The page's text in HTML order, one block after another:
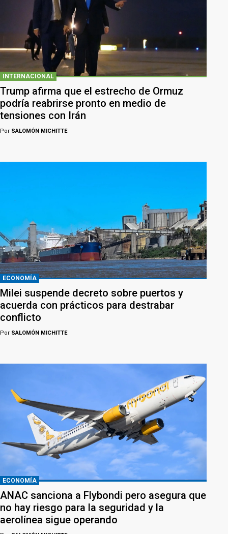
INTERNACIONAL
Trump afirma que el estrecho de Ormuz
podría reabrirse pronto en medio de
tensiones con Irán
Por SALOMÓN MICHITTE
ECONOMÍA
Milei suspende decreto sobre puertos y
acuerda con prácticos para destrabar
conflicto
Por SALOMÓN MICHITTE
ECONOMÍA
ANAC sanciona a Flybondi pero asegura que
no hay riesgo para la seguridad y la
aerolínea sigue operando